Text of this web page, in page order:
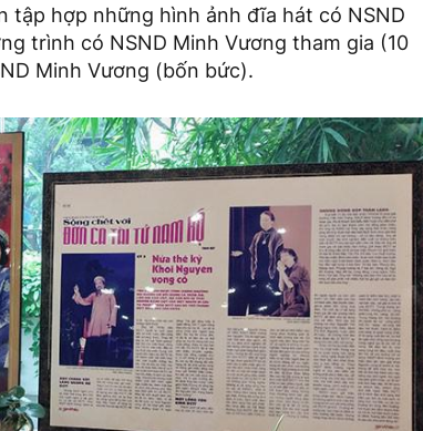
tập hợp những hình ảnh đĩa hát có NSND
trình có NSND Minh Vương tham gia (10
Minh Vương (bốn bức).